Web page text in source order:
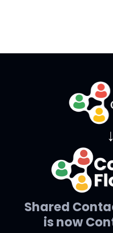
Shared
is now